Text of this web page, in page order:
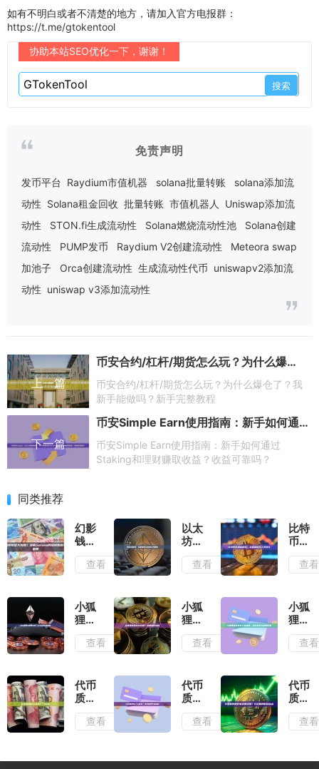
如有不明白或者不清楚的地方，请加入官方电报群：
https://t.me/gtokentool
协助本站SEO优化一下，谢谢！
免责声明
发币平台 Raydium市值机器 solana批量转账
solana添加流
动性 Solana租金回收 批量转账 市值机器人
Uniswap添加流
动性
STON.fi生成流动性 Solana燃烧流动性池
Solana创建
流动性
PUMP发币 Raydium V2创建流动性
Meteora swap
加池子
Orca创建流动性 生成流动性代币 uniswapv2添加流
动性 uniswap v3添加流动性
上一篇
币安合约/杠杆/期货怎么玩？为什么爆仓了？我新手能做吗？新手完整教程
币安合约/杠杆/期货怎么玩？为什么爆仓了？我
新手能做吗？新手完整教程
下一篇
币安Simple Earn使用指南：新手如何通过Staking和理财赚取收益？收益可靠吗？
币安Simple Earn使用指南：新手如何通过
Staking和理财赚取收益？收益可靠吗？
同类推荐
幻影
钱包
转账
多久
详解
Solana
网络
转账
时效
响因
素
查看
以太
坊查
询：
全面
用工
具解
析
查看
比特
币区
块链
指南
与工
具对
查看
小狐
狸钱
包使
用手
门到
高级
应用
查看
小狐
狸钱
包怎
么充
操作
流程
查看
小狐
狸钱
包安
卓下
安全
安装
与使
用详
解
查看
代币
质押
是什
么意
读懂
查看
代币
质押
有什
么好
质押
查看
代币
质押
是好
事还
代币
查看